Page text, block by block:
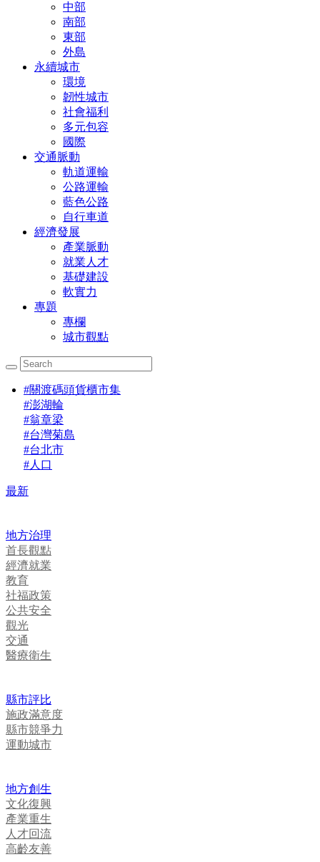
中部
南部
東部
外島
永續城市
環境
韌性城市
社會福利
多元包容
國際
交通脈動
軌道運輸
公路運輸
藍色公路
自行車道
經濟發展
產業脈動
就業人才
基礎建設
軟實力
專題
專欄
城市觀點
#關渡碼頭貨櫃市集
#澎湖輪
#翁章梁
#台灣菊島
#台北市
#人口
最新
地方治理
首長觀點
經濟就業
教育
社福政策
公共安全
觀光
交通
醫療衛生
縣市評比
施政滿意度
縣市競爭力
運動城市
地方創生
文化復興
產業重生
人才回流
高齡友善